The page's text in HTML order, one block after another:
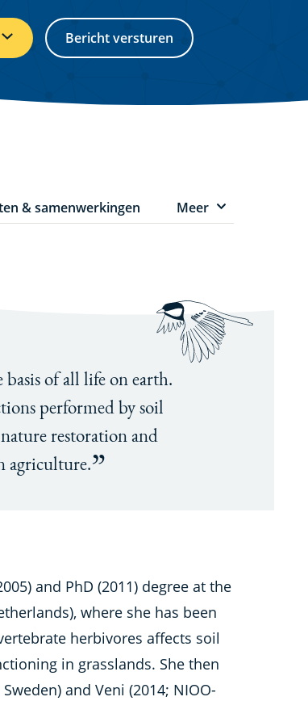
Bericht versturen
& samenwerkingen Meer
menu
items
of all life on earth.
performed by soil
restoration and
agriculture.
and PhD (2011) degree at the
where she has been
herbivores affects soil
in grasslands. She then
and Veni (2014; NIOO-